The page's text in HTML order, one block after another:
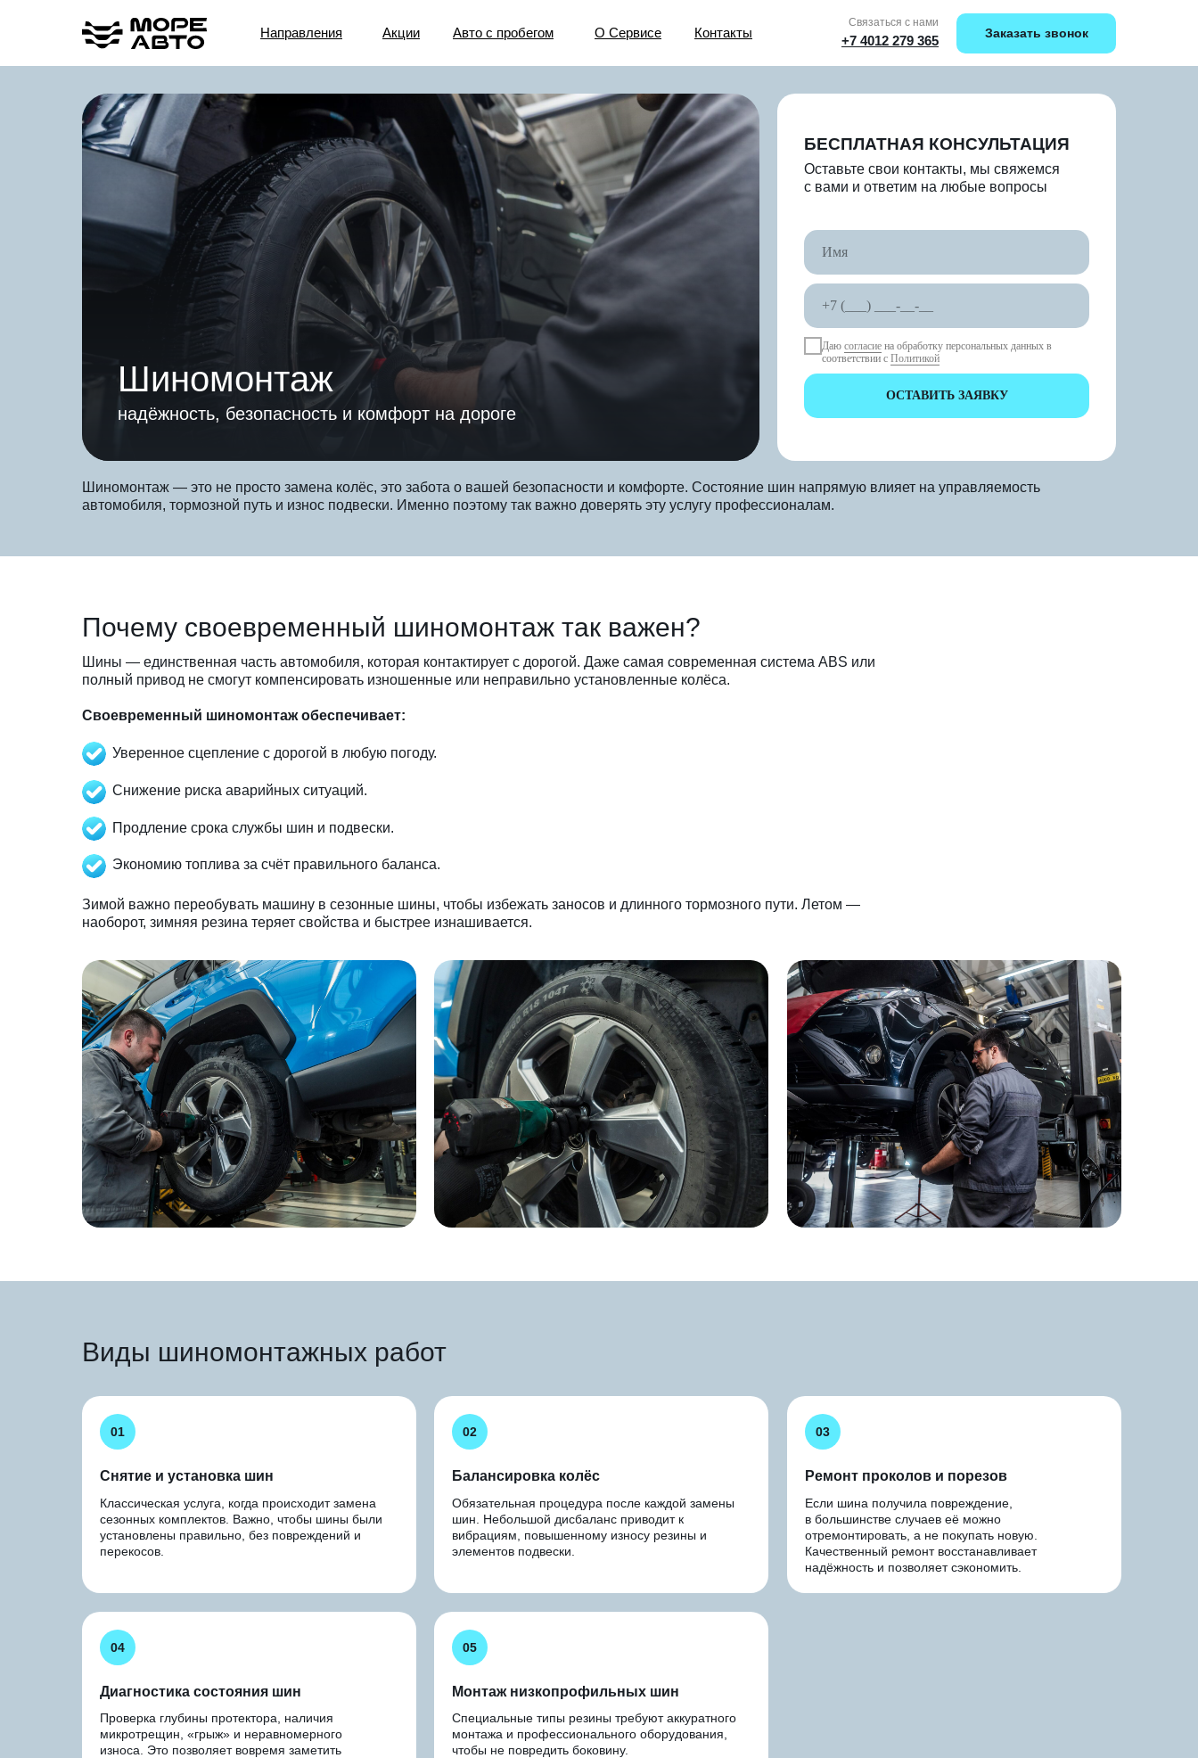
Контакты
О Сервисе
Авто с пробегом
Акции
Направления
+7 4012 279 365
Связаться с нами
Заказать звонок
Шиномонтаж
Шиномонтаж — это не просто замена колёс, это забота о вашей безопасности и комфорте. Состояние шин напрямую влияет на управляемость
автомобиля, тормозной путь и износ подвески. Именно поэтому так важно доверять эту услугу профессионалам.
надёжность, безопасность и комфорт на дороге
Оставьте свои контакты, мы свяжемся
с вами и ответим на любые вопросы
БЕСПЛАТНАЯ КОНСУЛЬТАЦИЯ
Даю согласие на обработку персональных данных в
соответствии с Политикой
ОСТАВИТЬ ЗАЯВКУ
Шины — единственная часть автомобиля, которая контактирует с дорогой. Даже самая современная система ABS или
полный привод не смогут компенсировать изношенные или неправильно установленные колёса.
Своевременный шиномонтаж обеспечивает:
Уверенное сцепление с дорогой в любую погоду.
Снижение риска аварийных ситуаций.
Продление срока службы шин и подвески.
Экономию топлива за счёт правильного баланса.
Зимой важно переобувать машину в сезонные шины, чтобы избежать заносов и длинного тормозного пути. Летом —
наоборот, зимняя резина теряет свойства и быстрее изнашивается.
Почему своевременный шиномонтаж так важен?
Проверка глубины протектора, наличия
микротрещин, «грыж» и неравномерного
износа. Это позволяет вовремя заметить
Диагностика состояния шин Монтаж низкопрофильных шин
Специальные типы резины требуют аккуратного
монтажа и профессионального оборудования,
чтобы не повредить боковину.
04 05
02
Ремонт проколов и порезов
Если шина получила повреждение,
в большинстве случаев её можно
отремонтировать, а не покупать новую.
Качественный ремонт восстанавливает
надёжность и позволяет сэкономить.
01
Обязательная процедура после каждой замены
шин. Небольшой дисбаланс приводит к
вибрациям, повышенному износу резины и
элементов подвески.
Балансировка колёс
Снятие и установка шин
Классическая услуга, когда происходит замена
сезонных комплектов. Важно, чтобы шины были
установлены правильно, без повреждений и
перекосов.
Виды шиномонтажных работ
03